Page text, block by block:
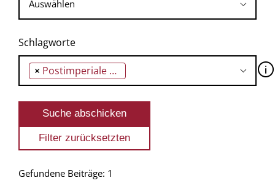
Schlagworte
× Postimperiale Nostalgie 🛈
Gefundene Beiträge: 1